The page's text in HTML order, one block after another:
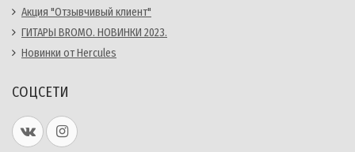
Акция "Отзывчивый клиент"
ГИТАРЫ BROMO. НОВИНКИ 2023.
Новинки от Hercules
СОЦСЕТИ